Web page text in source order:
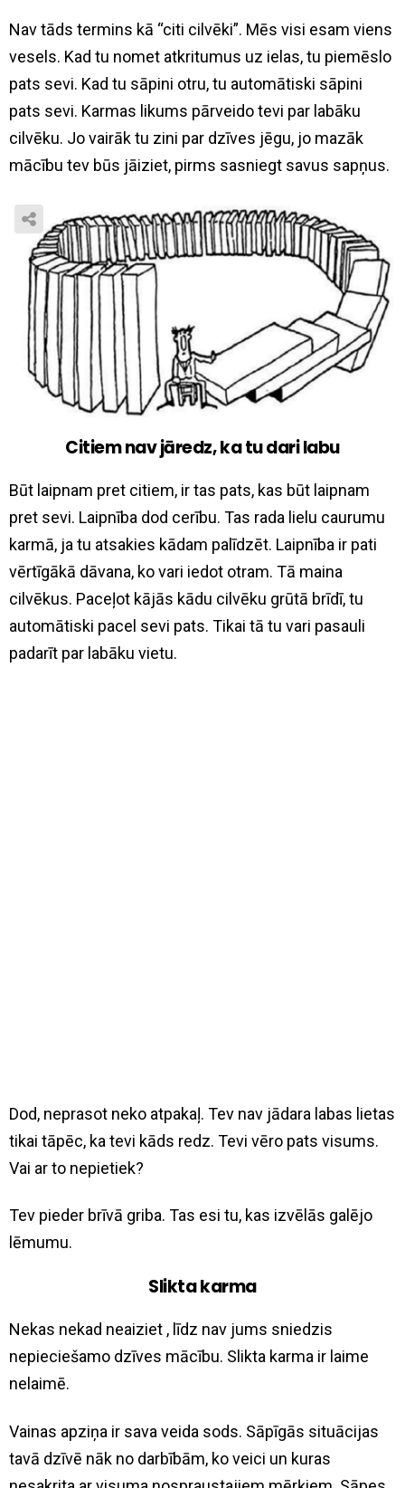
Nav tāds termins kā “citi cilvēki”. Mēs visi esam viens
vesels. Kad tu nomet atkritumus uz ielas, tu piemēslo
pats sevi. Kad tu sāpini otru, tu automātiski sāpini
pats sevi. Karmas likums pārveido tevi par labāku
cilvēku. Jo vairāk tu zini par dzīves jēgu, jo mazāk
mācību tev būs jāiziet, pirms sasniegt savus sapņus.
Citiem nav jāredz, ka tu dari labu
Būt laipnam pret citiem, ir tas pats, kas būt laipnam
pret sevi. Laipnība dod cerību. Tas rada lielu caurumu
karmā, ja tu atsakies kādam palīdzēt. Laipnība ir pati
vērtīgākā dāvana, ko vari iedot otram. Tā maina
cilvēkus. Paceļot kājās kādu cilvēku grūtā brīdī, tu
automātiski pacel sevi pats. Tikai tā tu vari pasauli
padarīt par labāku vietu.
Dod, neprasot neko atpakaļ. Tev nav jādara labas lietas
tikai tāpēc, ka tevi kāds redz. Tevi vēro pats visums.
Vai ar to nepietiek?
Tev pieder brīvā griba. Tas esi tu, kas izvēlās galējo
lēmumu.
Slikta karma
Nekas nekad neaiziet , līdz nav jums sniedzis
nepieciešamo dzīves mācību. Slikta karma ir laime
nelaimē.
Vainas apziņa ir sava veida sods. Sāpīgās situācijas
tavā dzīvē nāk no darbībām, ko veici un kuras